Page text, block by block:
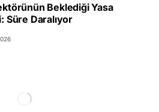
Beklediği Yasa
Süre Daralıyor